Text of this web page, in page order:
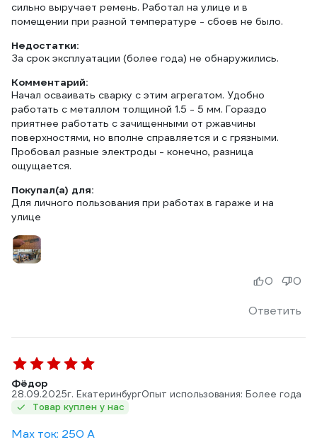
сильно выручает ремень. Работал на улице и в
помещении при разной температуре - сбоев не было.
Недостатки:
За срок эксплуатации (более года) не обнаружились.
Комментарий:
Начал осваивать сварку с этим агрегатом. Удобно
работать с металлом толщиной 1.5 - 5 мм. Гораздо
приятнее работать с зачищенными от ржавчины
поверхностями, но вполне справляется и с грязными.
Пробовал разные электроды - конечно, разница
ощущается.
Покупал(а) для:
Для личного пользования при работах в гараже и на
улице
Ответить
0 0
Фёдор
28.09.2025г. ЕкатеринбургОпыт использования: Более года
Товар куплен у нас
Max ток: 250 А